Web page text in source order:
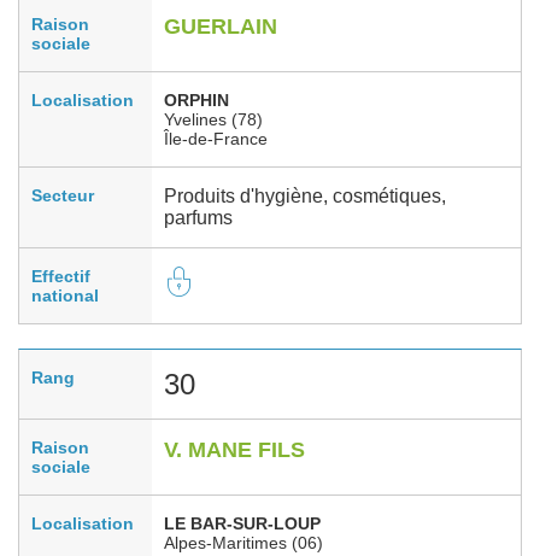
Raison
sociale
GUERLAIN
Localisation
ORPHIN
Yvelines (78)
Île-de-France
Secteur
Produits d'hygiène, cosmétiques,
parfums
Effectif
national
Rang 30
Raison
sociale
V. MANE FILS
Localisation
LE BAR-SUR-LOUP
Alpes-Maritimes (06)